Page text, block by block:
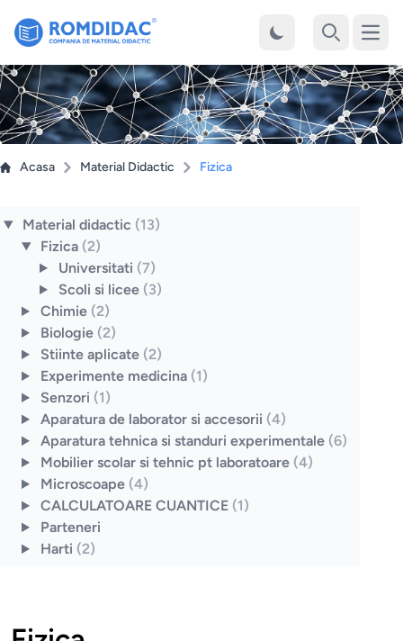
Acasa Material Didactic Fizica
Material didactic (13)
Fizica (2)
Universitati (7)
Scoli si licee (3)
Chimie (2)
Biologie (2)
Stiinte aplicate (2)
Experimente medicina (1)
Senzori (1)
Aparatura de laborator si accesorii (4)
Aparatura tehnica si standuri experimentale (6)
Mobilier scolar si tehnic pt laboratoare (4)
Microscoape (4)
CALCULATOARE CUANTICE (1)
Parteneri
Harti (2)